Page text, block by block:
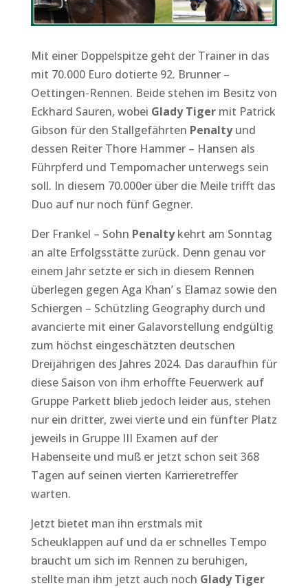
Mit einer Doppelspitze geht der Trainer in das
mit 70.000 Euro dotierte 92. Brunner –
Oettingen-Rennen. Beide stehen im Besitz von
Eckhard Sauren, wobei Glady Tiger mit Patrick
Gibson für den Stallgefährten Penaltyund
dessen Reiter Thore Hammer – Hansen als
Führpferd und Tempomacher unterwegs sein
soll. In diesem 70.000er über die Meile trifft das
Duo auf nur noch fünf Gegner.
Der Frankel – Sohn Penaltykehrt am Sonntag
an alte Erfolgsstätte zurück. Denn genau vor
einem Jahr setzte er sich in diesem Rennen
überlegen gegen Aga Khan’ s Elamaz sowie den
Schiergen – Schützling Geography durch und
avancierte mit einer Galavorstellung endgültig
zum höchst eingeschätzten deutschen
Dreijährigen des Jahres 2024. Das daraufhin für
diese Saison von ihm erhoffte Feuerwerk auf
Gruppe Parkett blieb jedoch leider aus, stehen
nur ein dritter, zwei vierte und ein fünfter Platz
jeweils in Gruppe III Examen auf der
Habenseite und muß er jetzt schon seit 368
Tagen auf seinen vierten Karrieretreffer
warten.
Jetzt bietet man ihn erstmals mit
Scheuklappen auf und da er schnelles Tempo
braucht um sich im Rennen zu beruhigen,
stellte man ihm jetzt auch noch Glady Tiger